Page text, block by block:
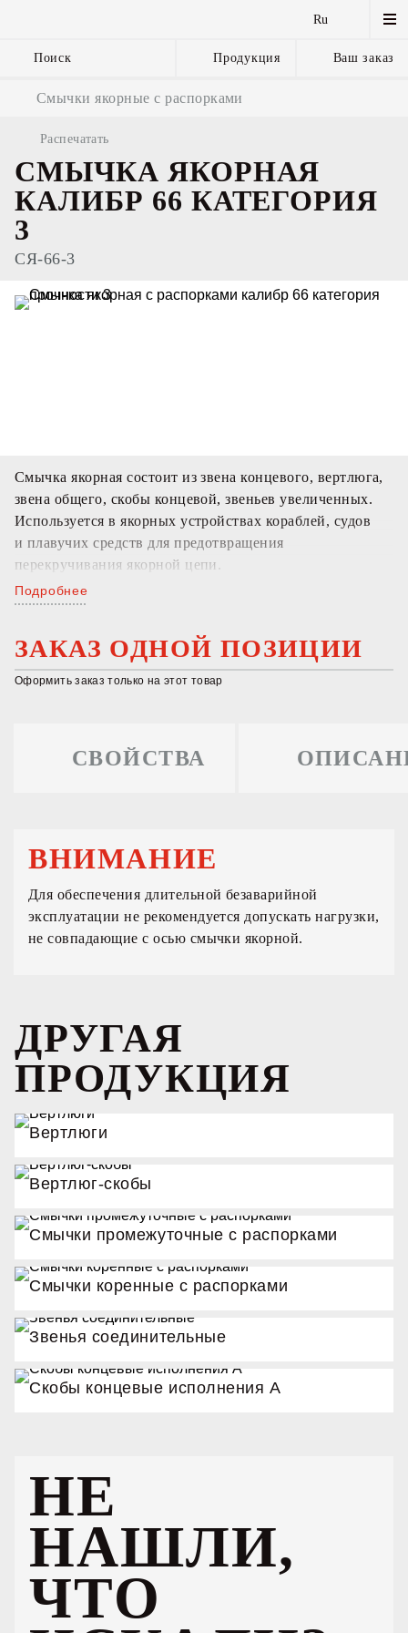
Ru
Поиск Продукция
и комплектующие
Ваш заказ
Смычки якорные с распорками
Распечатать
СМЫЧКА ЯКОРНАЯ
КАЛИБР 66 КАТЕГОРИЯ
3
СЯ-66-3
Смычка якорная состоит из звена концевого, вертлюга,
звена общего, скобы концевой, звеньев увеличенных.
Используется в якорных устройствах кораблей, судов
и плавучих средств для предотвращения
перекручивания якорной цепи.
Подробнее
ЗАКАЗ ОДНОЙ ПОЗИЦИИ
Оформить заказ только на этот товар
СВОЙСТВА
ВНИМАНИЕ
Для обеспечения длительной безаварийной
эксплуатации не рекомендуется допускать нагрузки,
не совпадающие с осью смычки якорной.
ДРУГАЯ
ПРОДУКЦИЯ
Вертлюги
Вертлюг-скобы
Смычки промежуточные с распорками
Смычки коренные с распорками
Звенья соединительные
Скобы концевые исполнения А
НЕ
НАШЛИ,
ЧТО